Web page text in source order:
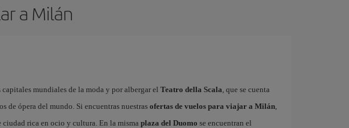
a Milán
mundiales de la moda y por albergar el Teatro della Scala, que se cuenta
de ópera del mundo. Si encuentras nuestrasofertas de vuelos para viajar a Milán,
ciudad rica en ocio y cultura. En la mismaplaza del Duomo se encuentran el